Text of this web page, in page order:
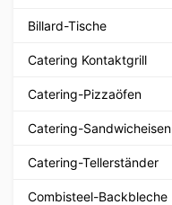
Billard-Tische
Catering Kontaktgrill
Catering-Pizzaöfen
Catering-Sandwicheisen
Catering-Tellerständer
Combisteel-Backbleche